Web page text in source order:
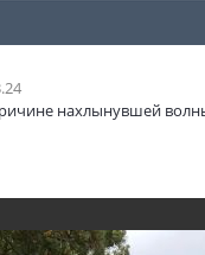
нахлынувшей